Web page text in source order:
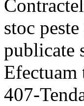
stoc
publicate
Efectuam
407-